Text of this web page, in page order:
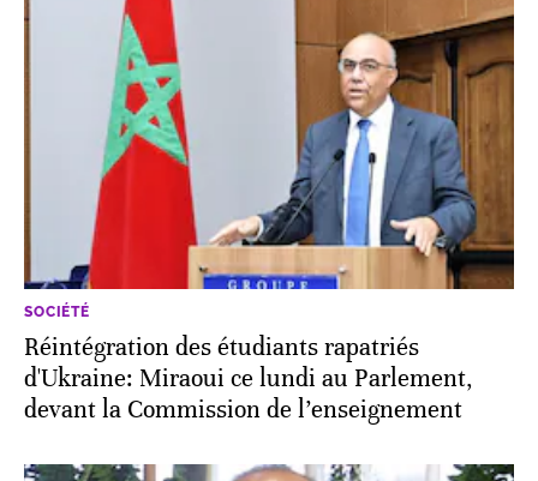
SOCIÉTÉ
Réintégration des étudiants rapatriés
d'Ukraine: Miraoui ce lundi au Parlement,
devant la Commission de l’enseignement